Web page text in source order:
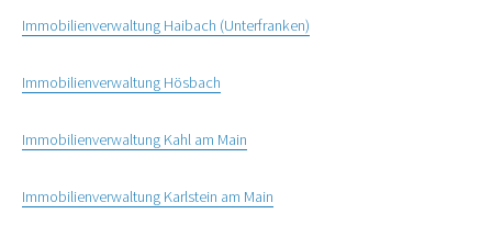
Immobilienverwaltung Haibach (Unterfranken)
Immobilienverwaltung Hösbach
Immobilienverwaltung Kahl am Main
Immobilienverwaltung Karlstein am Main